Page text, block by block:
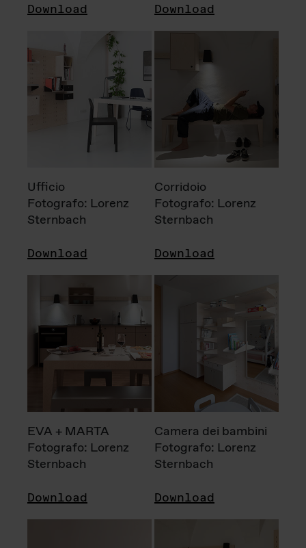
Download Download
Ufficio
Fotografo: Lorenz
Sternbach
Download
Corridoio
Fotografo: Lorenz
Sternbach
Download
EVA + MARTA
Fotografo: Lorenz
Sternbach
Download
Camera dei bambini
Fotografo: Lorenz
Sternbach
Download